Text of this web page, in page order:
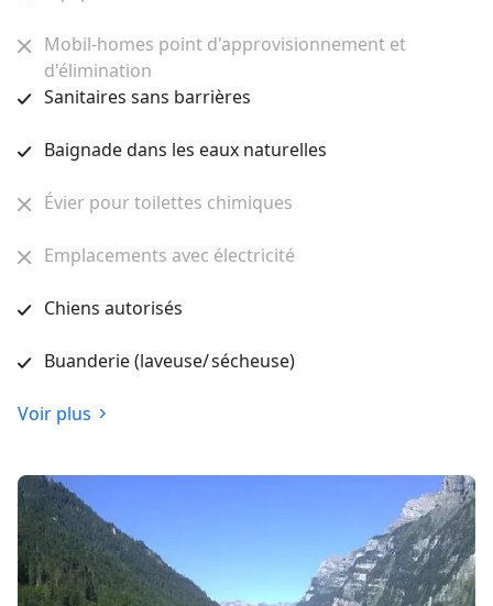
Mobil-homes point d'approvisionnement et
d'élimination
Sanitaires sans barrières
Baignade dans les eaux naturelles
Évier pour toilettes chimiques
Emplacements avec électricité
Chiens autorisés
Buanderie (laveuse/ sécheuse)
Voir plus